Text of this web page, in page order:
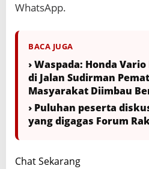
WhatsApp.
BACA JUGA
› Waspada: Honda
di Jalan Sudirman
Masyarakat Diimbau
› Puluhan peserta
yang digagas Forum
Chat Sekarang